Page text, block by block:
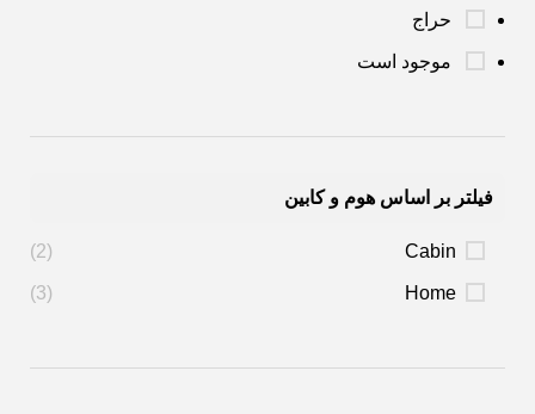
حراج
موجود است
فیلتر بر اساس هوم و کابین
Cabin
(2)
Home
(3)